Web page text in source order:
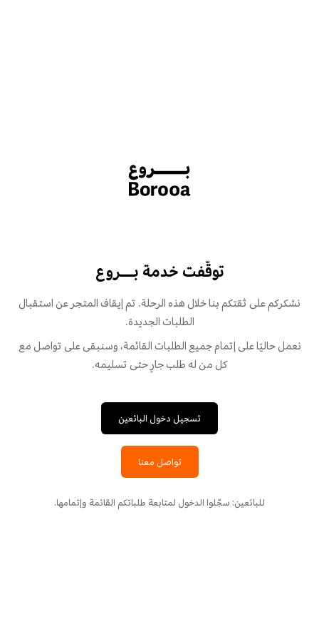
توقّفت خدمة بـــروع
نشكركم على ثقتكم بنا خلال هذه الرحلة. تم إيقاف المتجر عن استقبال
الطلبات الجديدة.
نعمل حاليًا على إتمام جميع الطلبات القائمة، وسنبقى على تواصل مع
كل من له طلب جارٍ حتى تسليمه.
تسجيل دخول البائعين
تواصل معنا
للبائعين: سجّلوا الدخول لمتابعة طلباتكم القائمة وإتمامها.